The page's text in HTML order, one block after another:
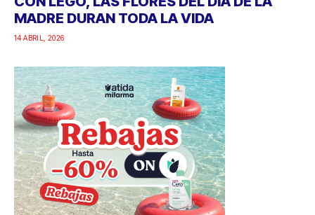
MADRE DURAN TODA LA VIDA
14 ABRIL, 2026